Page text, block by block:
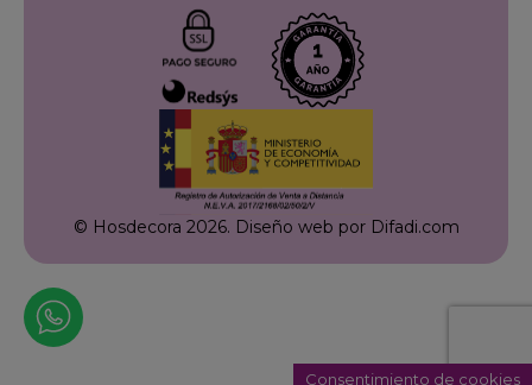
© Hosdecora 2026. Diseño web por Difadi.com
Consentimiento de cookies